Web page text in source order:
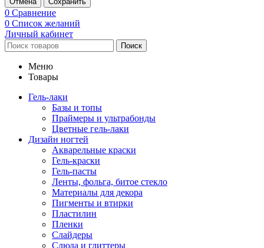
0 Сравнение
0 Список желаний
Личный кабинет
Поиск
Меню
Товары
Гель-лаки
Базы и топы
Праймеры и ультрабонды
Цветные гель-лаки
Дизайн ногтей
Акварельные краски
Гель-краски
Гель-пасты
Ленты, фольга, битое стекло
Материалы для декора
Пигменты и втирки
Пластилин
Пленки
Слайдеры
Слюда и глиттеры